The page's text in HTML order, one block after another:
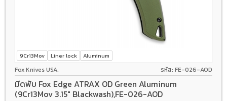
9Cr13Mov Liner lock Aluminum
Fox Knives USA. รหัส: FE-026-AOD
มีดพับ Fox Edge ATRAX OD Green Aluminum
(9Cr13Mov 3.15" Blackwash),FE-026-AOD